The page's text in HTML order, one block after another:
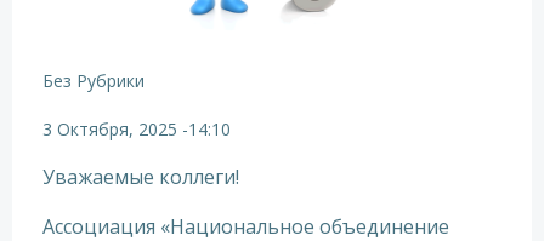
Без Рубрики
3 Октября, 2025 -14:10
Уважаемые коллеги!
Ассоциация «Национальное объединение